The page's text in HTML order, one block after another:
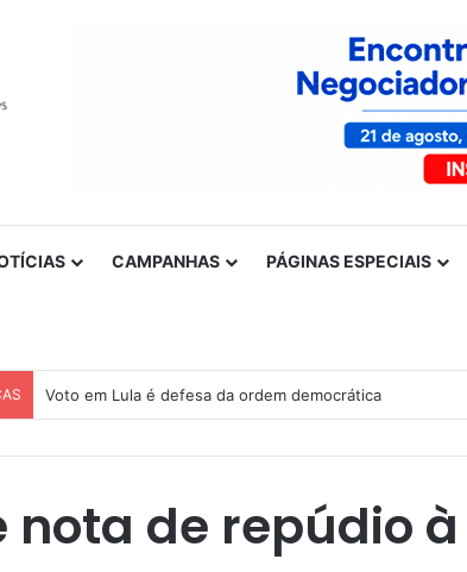
CAMPANHAS PÁGINAS ESPECIAIS
Voto em Lula é defesa da ordem democrática
nota de repúdio à